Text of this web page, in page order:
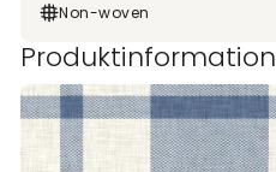
Non-woven
Produktinformation